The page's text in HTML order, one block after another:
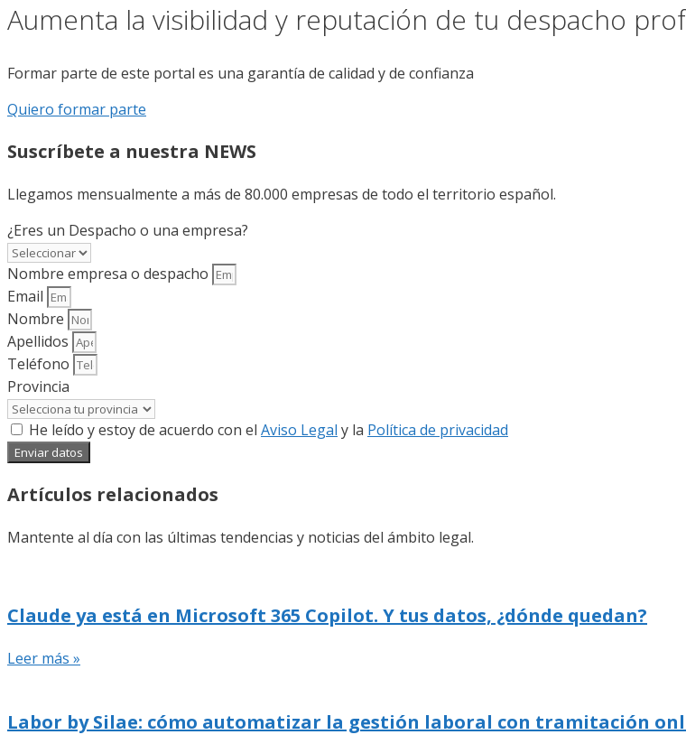
Aumenta la visibilidad y reputación de tu despacho
Formar parte de este portal es una garantía de calidad y de confianza
Quiero formar parte
Suscríbete a nuestra NEWS
Llegamos mensualmente a más de 80.000 empresas de todo el territorio español.
¿Eres un Despacho o una empresa?
Nombre empresa o despacho
Email
Nombre
Apellidos
Teléfono
Provincia
He leído y estoy de acuerdo con el Aviso Legal y la Política de privacidad
Enviar datos
Artículos relacionados
Mantente al día con las últimas tendencias y noticias del ámbito legal.
Claude ya está en Microsoft 365 Copilot. Y tus datos, ¿dónde quedan?
Leer más »
Labor by Silae: cómo automatizar la gestión laboral con tramitación